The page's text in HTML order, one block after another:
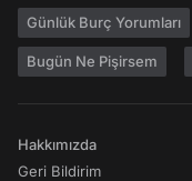
Günlük Burç Yorumları
Bugün Ne Pişirsem
Hakkımızda
Geri Bildirim